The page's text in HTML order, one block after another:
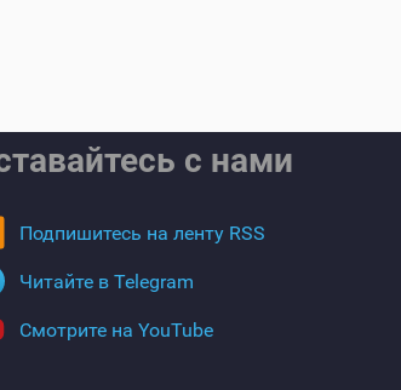
с нами
Подпишитесь на ленту RSS
Читайте в Telegram
Смотрите на YouTube